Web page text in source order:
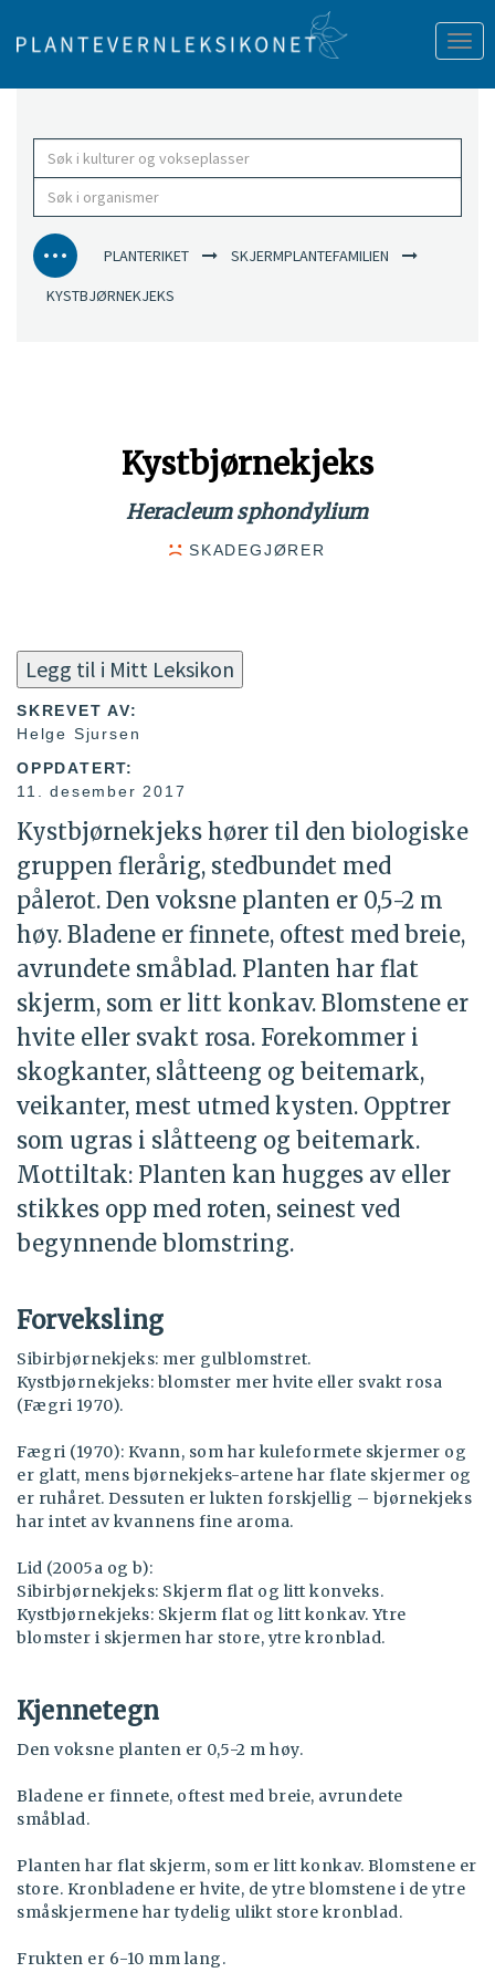
PLANTERIKET SKJERMPLANTEFAMILIEN
KYSTBJØRNEKJEKS
Kystbjørnekjeks
Heracleum sphondylium
SKADEGJØRER
Legg til i Mitt Leksikon
SKREVET AV:
Helge Sjursen
OPPDATERT:
11. desember 2017
Kystbjørnekjeks hører til den biologiske
gruppen flerårig, stedbundet med
pålerot. Den voksne planten er 0,5-2 m
høy. Bladene er finnete, oftest med breie,
avrundete småblad. Planten har flat
skjerm, som er litt konkav. Blomstene er
hvite eller svakt rosa. Forekommer i
skogkanter, slåtteeng og beitemark,
veikanter, mest utmed kysten. Opptrer
som ugras i slåtteeng og beitemark.
Mottiltak: Planten kan hugges av eller
stikkes opp med roten, seinest ved
begynnende blomstring.
Forveksling
Sibirbjørnekjeks: mer gulblomstret.
Kystbjørnekjeks: blomster mer hvite eller svakt rosa
(Fægri 1970).
Fægri (1970): Kvann, som har kuleformete skjermer og
er glatt, mens bjørnekjeks-artene har flate skjermer og
er ruhåret. Dessuten er lukten forskjellig – bjørnekjeks
har intet av kvannens fine aroma.
Lid (2005a og b):
Sibirbjørnekjeks: Skjerm flat og litt konveks.
Kystbjørnekjeks: Skjerm flat og litt konkav. Ytre
blomster i skjermen har store, ytre kronblad.
Kjennetegn
Den voksne planten er 0,5-2 m høy.
Bladene er finnete, oftest med breie, avrundete
småblad.
Planten har flat skjerm, som er litt konkav. Blomstene er
store. Kronbladene er hvite, de ytre blomstene i de ytre
småskjermene har tydelig ulikt store kronblad.
Frukten er 6-10 mm lang.